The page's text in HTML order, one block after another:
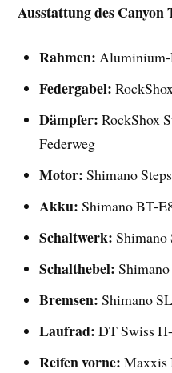
Ausstattung des
Rahmen: Aluminium-
Federgabel:
Dämpfer: RockShox
Federweg
Motor: Shimano
Akku: Shimano BT-
Schaltwerk:
Schalthebel:
Bremsen: Shimano
Laufrad: DT Swiss
Reifen vorne: Maxxis